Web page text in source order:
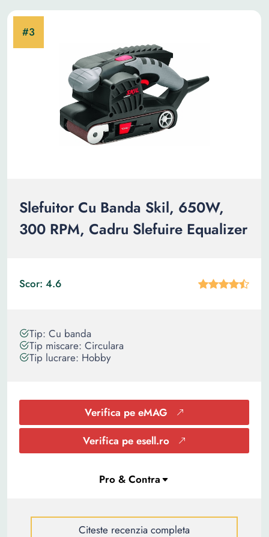
Slefuitor Cu Banda Skil, 650W,
300 RPM, Cadru Slefuire Equalizer
Scor: 4.6
Tip: Cu banda
Tip miscare: Circulara
Tip lucrare: Hobby
Verifica pe eMAG
Verifica pe esell.ro
Citeste recenzia completa